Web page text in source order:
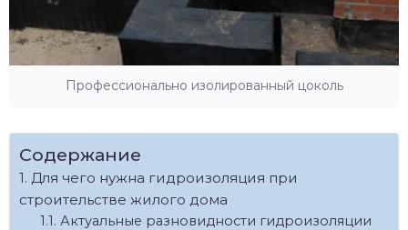
Профессионально изолированный цоколь
Содержание
Для чего нужна гидроизоляция при
строительстве жилого дома
Актуальные разновидности гидроизоляции